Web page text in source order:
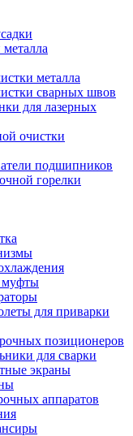
металла
сварных швов
для лазерных
очистки
подшипников
горелки
муфты
для приварки
позиционеров
для сварки
экраны
аппаратов